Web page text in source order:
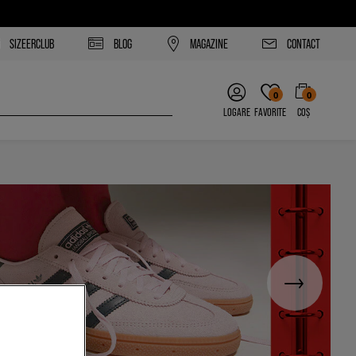
SIZEERCLUB BLOG MAGAZINE CONTACT
LOGARE
0
FAVORITE
0
COȘ